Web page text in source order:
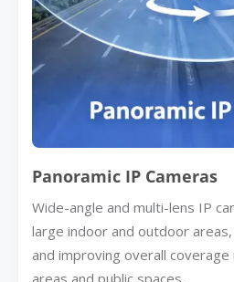
Panoramic IP Cameras
Wide-angle and multi-lens IP
large indoor and outdoor
and improving overall coverage